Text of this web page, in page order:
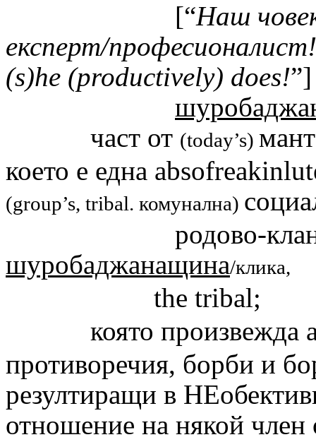
[“Наш
експерт/
(s)he (productively) does!”]
част от (today’s)
което е една
(group’s, tribal. комунална)
родово-
шуробаджанащина/клика,
the tribal;
която произвежда
противоречия, борби и
резултиращи в
отношение на някой